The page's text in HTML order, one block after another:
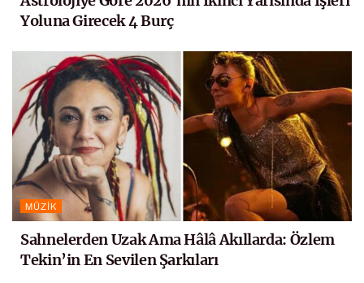
Yoluna Girecek 4 Burç
MÜZIK
Sahnelerden Uzak Ama Hâlâ Akıllarda: Özlem
Tekin’in En Sevilen Şarkıları